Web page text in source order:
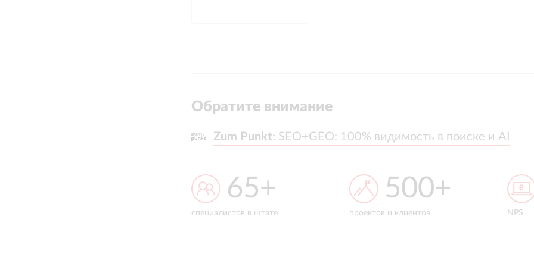
Обратите внимание
Zum Punkt: SEO+GEO: 100% видимость в поиске и AI
Zum Punkt: SEO+GEO: 100% видимость в поиске и AI
500+
проектов и клиентов
90%
NPS